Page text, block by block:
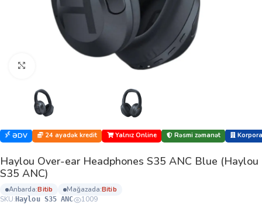
Böyütmək üçün klikləyin
ƏDV 24 ayadək kredit Yalnız Online Rəsmi zəmanət
Haylou Over-ear Headphones S35 ANC Blue (Haylou
S35 ANC)
anbarda: bi̇ti̇b mağazada: bi̇ti̇b
SKU: Haylou S35 ANC 1009